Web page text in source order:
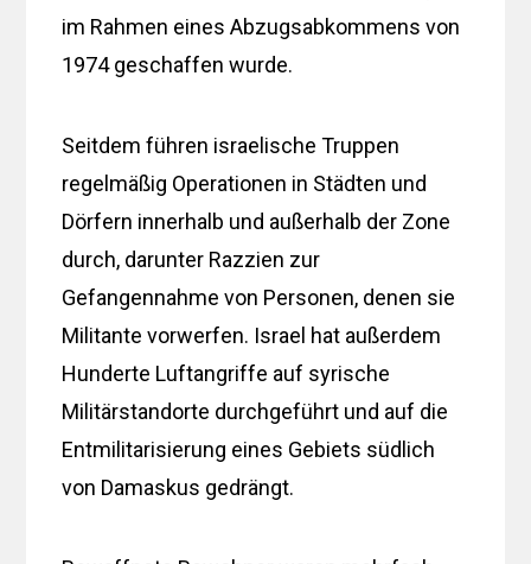
im Rahmen eines Abzugsabkommens von
1974 geschaffen wurde.
Seitdem führen israelische Truppen
regelmäßig Operationen in Städten und
Dörfern innerhalb und außerhalb der Zone
durch, darunter Razzien zur
Gefangennahme von Personen, denen sie
Militante vorwerfen. Israel hat außerdem
Hunderte Luftangriffe auf syrische
Militärstandorte durchgeführt und auf die
Entmilitarisierung eines Gebiets südlich
von Damaskus gedrängt.